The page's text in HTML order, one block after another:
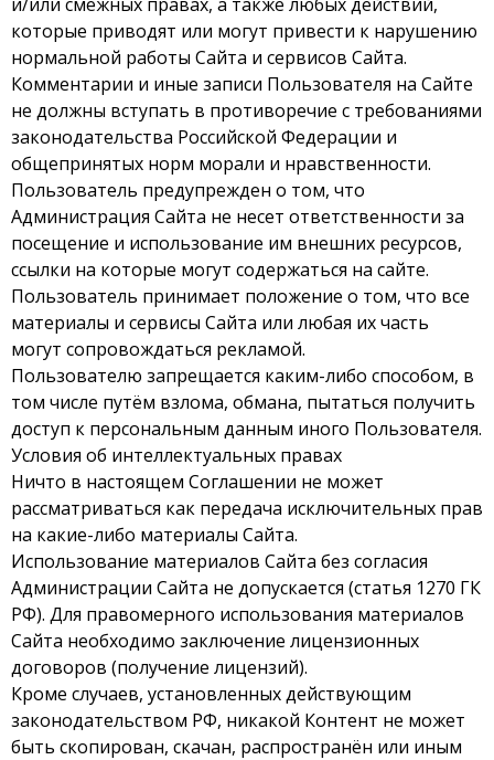
которые приводят или могут привести к нарушению
нормальной работы Сайта и сервисов Сайта.
Комментарии и иные записи Пользователя на Сайте
не должны вступать в противоречие с требованиями
законодательства Российской Федерации и
общепринятых норм морали и нравственности.
Пользователь предупрежден о том, что
Администрация Сайта не несет ответственности за
посещение и использование им внешних ресурсов,
ссылки на которые могут содержаться на сайте.
Пользователь принимает положение о том, что все
материалы и сервисы Сайта или любая их часть
могут сопровождаться рекламой.
Пользователю запрещается каким-либо способом, в
том числе путём взлома, обмана, пытаться получить
доступ к персональным данным иного Пользователя.
Условия об интеллектуальных правах
Ничто в настоящем Соглашении не может
рассматриваться как передача исключительных прав
на какие-либо материалы Сайта.
Использование материалов Сайта без согласия
Администрации Сайта не допускается (статья 1270 ГК
РФ). Для правомерного использования материалов
Сайта необходимо заключение лицензионных
договоров (получение лицензий).
Кроме случаев, установленных действующим
законодательством РФ, никакой Контент не может
быть скопирован, скачан, распространён или иным